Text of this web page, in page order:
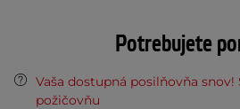
Potrebujete
Vaša dostupná posilňovňa snov!
požičovňu